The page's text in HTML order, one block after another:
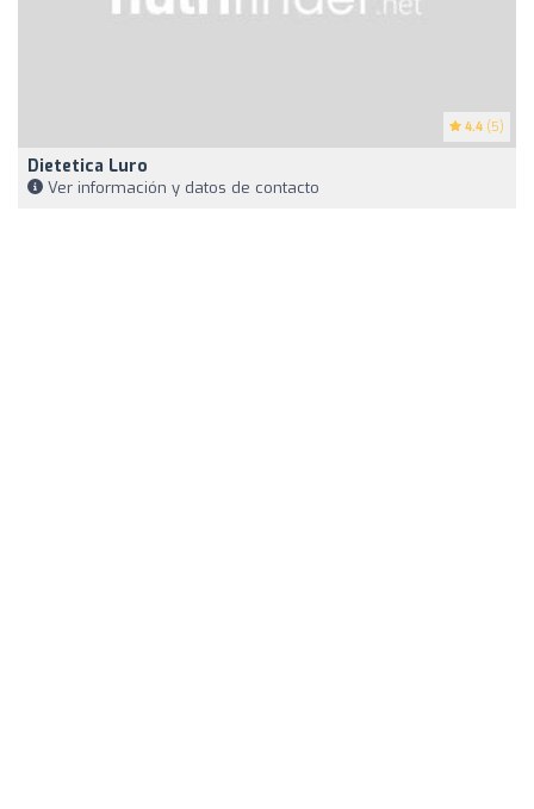
4.4 (5)
Dietetica Luro
Ver información y datos de contacto